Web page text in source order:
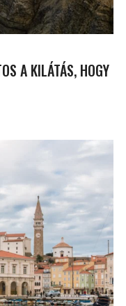
A KILÁTÁS, HOGY